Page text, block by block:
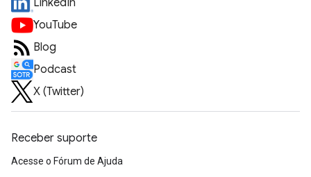
LinkedIn
YouTube
Blog
Podcast
X (Twitter)
Receber suporte
Acesse o Fórum de Ajuda